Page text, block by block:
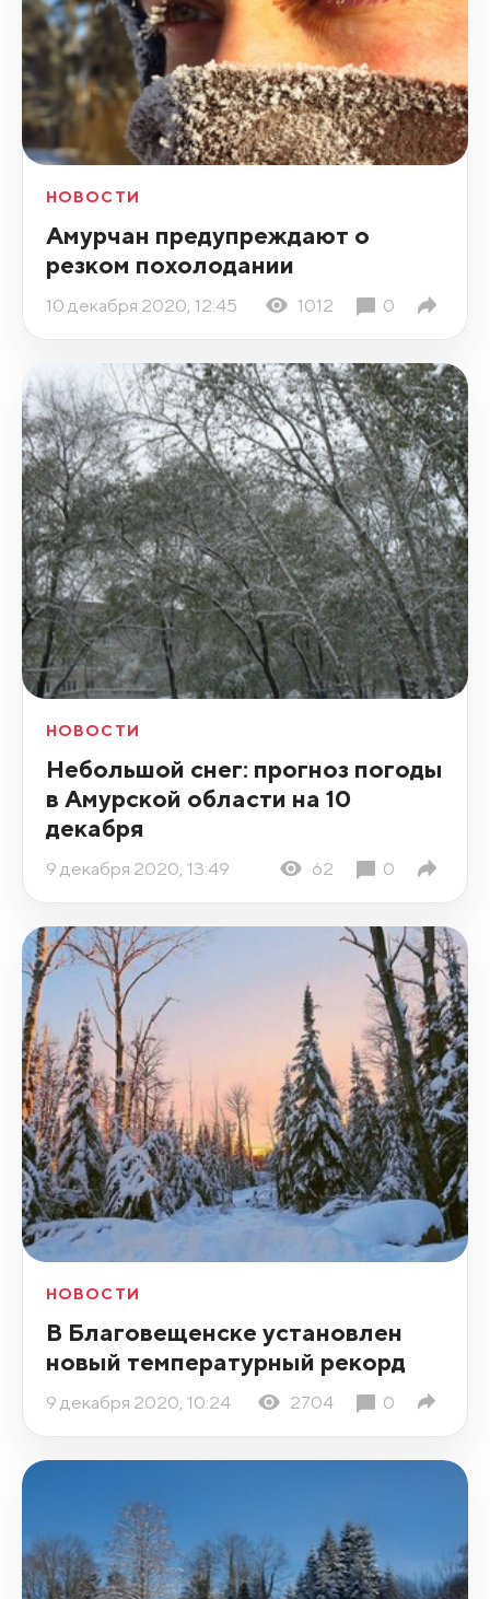
НОВОСТИ
Амурчан предупреждают о
резком похолодании
10 декабря 2020, 12:45 1012 0
НОВОСТИ
Небольшой снег: прогноз погоды
в Амурской области на 10
декабря
9 декабря 2020, 13:49 62 0
НОВОСТИ
В Благовещенске установлен
новый температурный рекорд
9 декабря 2020, 10:24 2704 0